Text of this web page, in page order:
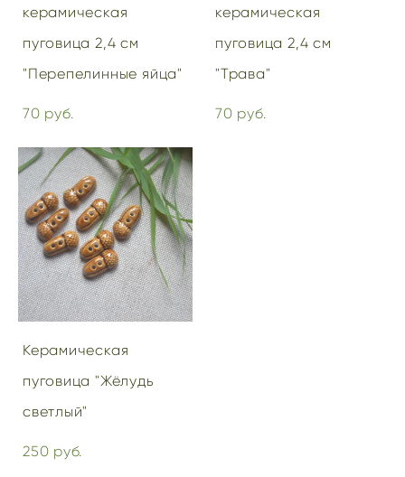
керамическая
пуговица 2,4 см
"Перепелинные яйца"
70 pуб.
керамическая
пуговица 2,4 см
"Трава"
70 pуб.
Керамическая
пуговица "Жёлудь
светлый"
250 pуб.